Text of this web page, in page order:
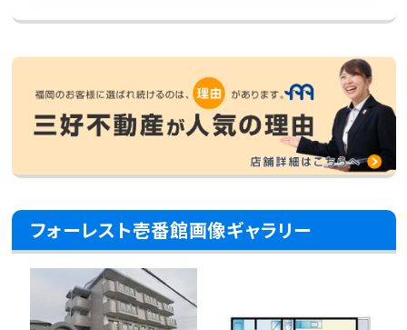
フォーレスト壱番館画像ギャラリー